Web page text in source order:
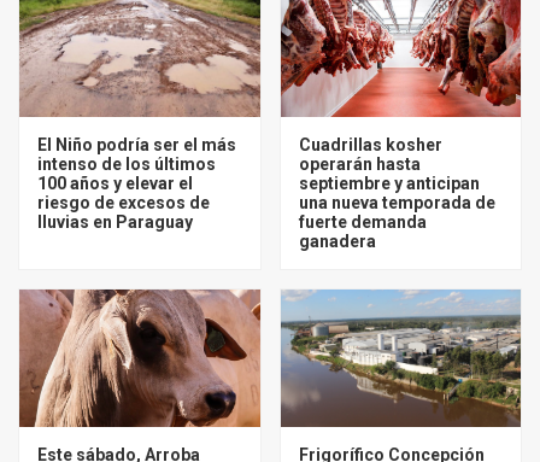
El Niño podría ser el más
intenso de los últimos
100 años y elevar el
riesgo de excesos de
lluvias en Paraguay
Cuadrillas kosher
operarán hasta
septiembre y anticipan
una nueva temporada de
fuerte demanda
ganadera
Este sábado, Arroba
Frigorífico Concepción